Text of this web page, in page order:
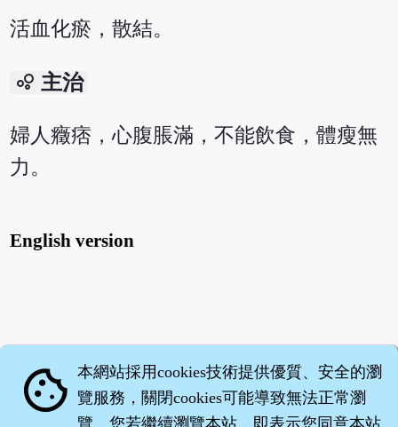
活血化瘀，散結。
bubble_chart 主治
婦人癥痞，心腹脹滿，不能飲食，體瘦無
力。
English version
cookie 本網站採用cookies技術提供優質、安全的瀏
覽服務，關閉cookies可能導致無法正常瀏
覽。您若繼續瀏覽本站，即表示您同意本站